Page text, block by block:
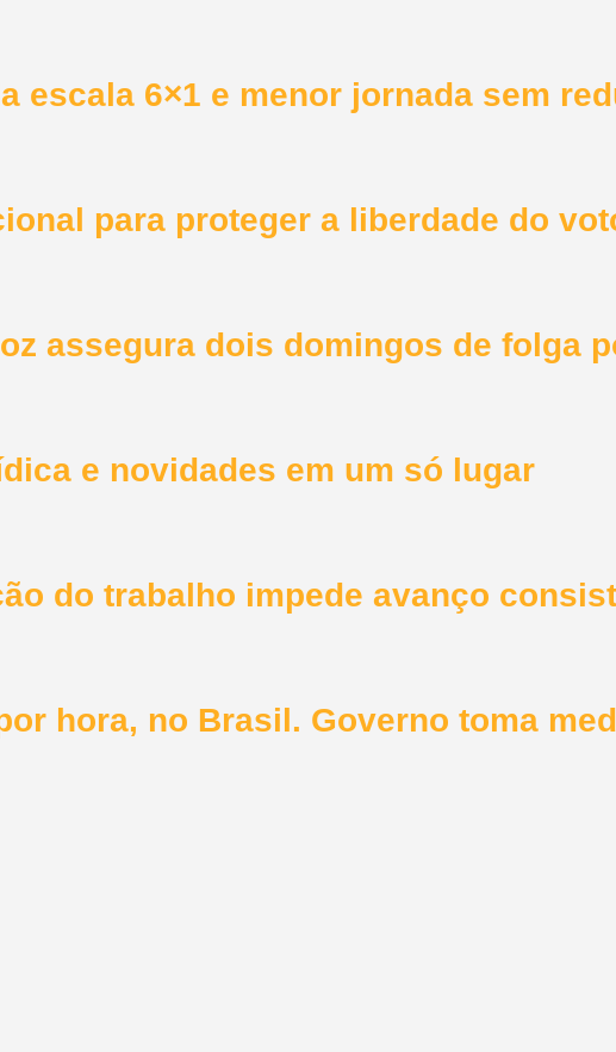
escala 6×1 e menor jornada sem
para proteger a liberdade do
assegura dois domingos de folga
e novidades em um só lugar
do trabalho impede avanço
hora, no Brasil. Governo toma